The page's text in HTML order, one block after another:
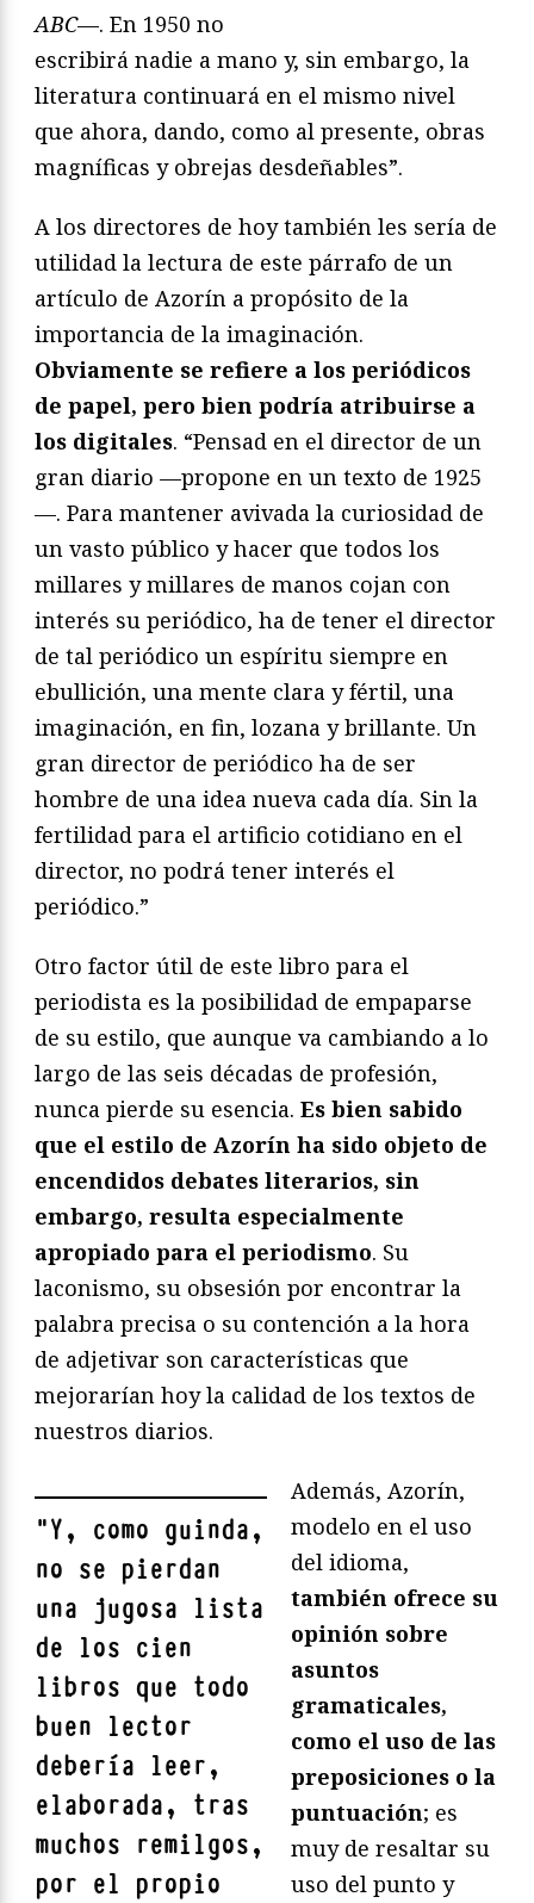
ABC—. En 1950 no
escribirá nadie a mano y, sin embargo, la
literatura continuará en el mismo nivel
que ahora, dando, como al presente, obras
magníficas y obrejas desdeñables”.
A los directores de hoy también les sería de
utilidad la lectura de este párrafo de un
artículo de Azorín a propósito de la
importancia de la imaginación.
Obviamente se refiere a los periódicos
de papel, pero bien podría atribuirse a
los digitales. “Pensad en el director de un
gran diario —propone en un texto de 1925
—. Para mantener avivada la curiosidad de
un vasto público y hacer que todos los
millares y millares de manos cojan con
interés su periódico, ha de tener el director
de tal periódico un espíritu siempre en
ebullición, una mente clara y fértil, una
imaginación, en fin, lozana y brillante. Un
gran director de periódico ha de ser
hombre de una idea nueva cada día. Sin la
fertilidad para el artificio cotidiano en el
director, no podrá tener interés el
periódico.”
Otro factor útil de este libro para el
periodista es la posibilidad de empaparse
de su estilo, que aunque va cambiando a lo
largo de las seis décadas de profesión,
nunca pierde su esencia. Es bien sabido
que el estilo de Azorín ha sido objeto de
encendidos debates literarios, sin
embargo, resulta especialmente
apropiado para el periodismo. Su
laconismo, su obsesión por encontrar la
palabra precisa o su contención a la hora
de adjetivar son características que
mejorarían hoy la calidad de los textos de
nuestros diarios.
"Y, como guinda,
no se pierdan
una jugosa lista
de los cien
libros que todo
buen lector
debería leer,
elaborada, tras
muchos remilgos,
por el propio
Además, Azorín,
modelo en el uso
del idioma,
también ofrece su
opinión sobre
asuntos
gramaticales,
como el uso de las
preposiciones o la
puntuación; es
muy de resaltar su
uso del punto y